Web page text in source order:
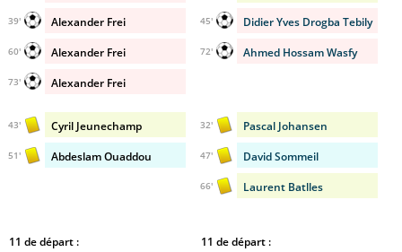
Alexander Frei
39'
Alexander Frei
60'
Alexander Frei
73'
Didier Yves Drogba Tebily
45'
Ahmed Hossam Wasfy
72'
Cyril Jeunechamp
43'
Abdeslam Ouaddou
51'
Pascal Johansen
32'
David Sommeil
47'
Laurent Batlles
66'
11 de départ : 11 de départ :